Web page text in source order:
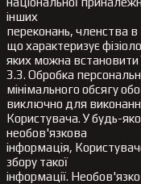
інших
переконань, членства в
що характеризує
яких можна встановити
3.3. Обробка
мінімального обсягу
виключно для
Користувача. У будь-
необов'язкова
інформація,
збору такої
інформації.